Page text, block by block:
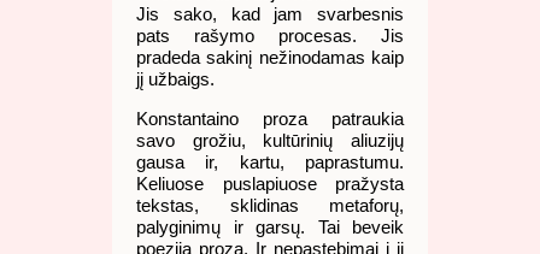
Jis sako, kad jam svarbesnis
pats rašymo procesas. Jis
pradeda sakinį nežinodamas kaip
jį užbaigs.
Konstantaino proza patraukia
savo grožiu, kultūrinių aliuzijų
gausa ir, kartu, paprastumu.
Keliuose puslapiuose pražysta
tekstas, sklidinas metaforų,
palyginimų ir garsų. Tai beveik
poezija proza. Ir nepastebimai į jį